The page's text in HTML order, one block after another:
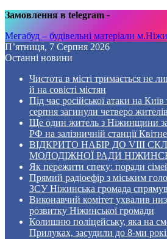
Замовлення в telegram -
Мегабуд – будівельні матеріали
П’ятниця, 7 Серпня 2026
Останні новини
Чистота в місті тримається не
й на совісті містян
Під час російської атаки на
серпня загинули четверо
Ще один житель з Ніжинщини
РФ на залізничній станції
ВІДКРИТО НАБІР ДО VIII
МОЛОДІЖНОЇ РАДИ
Як пережити спеку: поради
Прямий радіоефір з міським
ЗСУ Ніжинська громада
Виконавчий комітет ухвалив
розвитку Ніжинської громади
Колишню поліцейську, яка на
Прилуках, засудили до 8-ми